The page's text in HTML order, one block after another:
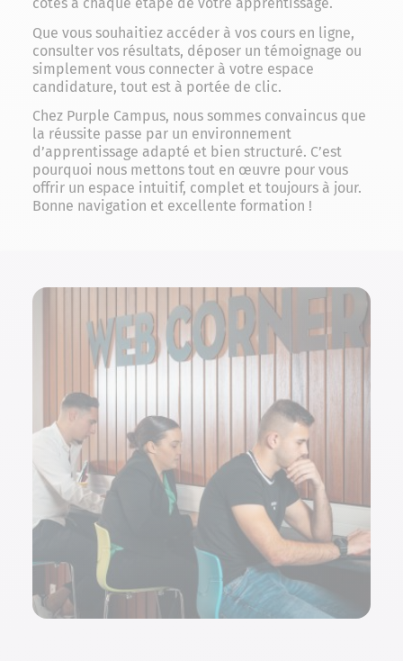
Que vous souhaitiez accéder à vos cours en ligne,
consulter vos résultats, déposer un témoignage ou
simplement vous connecter à votre espace
candidature, tout est à portée de clic.
Chez Purple Campus, nous sommes convaincus que
la réussite passe par un environnement
d’apprentissage adapté et bien structuré. C’est
pourquoi nous mettons tout en œuvre pour vous
offrir un espace intuitif, complet et toujours à jour.
Bonne navigation et excellente formation !